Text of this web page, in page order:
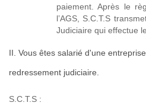
paiement. Après le
l’AGS, S.C.T.S
Judiciaire qui effectue
II. Vous êtes salarié d'une
redressement judiciaire.
S.C.T.S :